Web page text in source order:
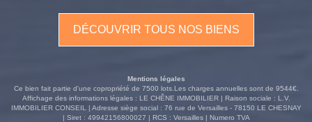
DÉCOUVRIR TOUS NOS BIENS
Mentions légales
Ce bien fait partie d'une copropriété de 7500 lots.Les charges annuelles sont de 9544€.
Affichage des informations légales : LE CHÊNE IMMOBILIER | Raison sociale : L.V.
IMMOBILIER CONSEIL | Adresse siège social : 76 rue de Versailles - 78150 LE CHESNAY
| Siret : 49942156800027 | RCS : Versailles | Numero TVA